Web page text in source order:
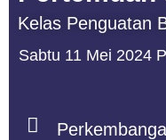
Kelas Penguatan
Sabtu 11 Mei 2024